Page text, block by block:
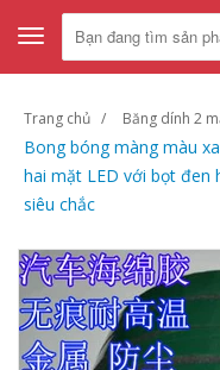
Toggle
navigation
Trang chủ Băng dính 2
Bong bóng màng màu
hai mặt LED với bọt đen
siêu chắc